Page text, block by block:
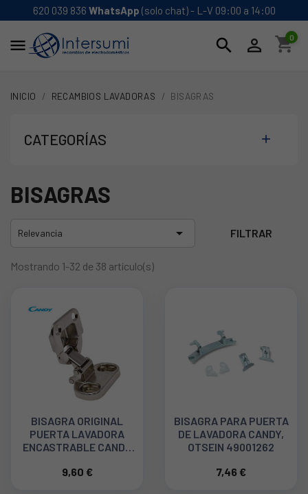
620 039 836 WhatsApp (solo chat) - L-V 09:00 a 14:00
 search  shopping_cart
0
INICIO RECAMBIOS LAVADORAS BISAGRAS
CATEGORÍAS 
BISAGRAS
Relevancia  FILTRAR
Mostrando 1-32 de 38 artículo(s)
BISAGRA ORIGINAL
PUERTA LAVADORA
ENCASTRABLE CANDY
9,60 €
BISAGRA PARA PUERTA
DE LAVADORA CANDY,
OTSEIN 49001262
7,46 €